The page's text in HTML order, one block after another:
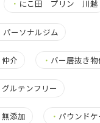
・ にこ田 プリン 川越
パーソナルジム
介 ・ バー居抜き
ルテンフリー
添加 ・ パウンド